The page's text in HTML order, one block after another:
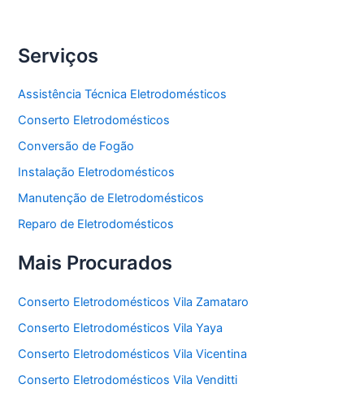
Serviços
Assistência Técnica Eletrodomésticos
Conserto Eletrodomésticos
Conversão de Fogão
Instalação Eletrodomésticos
Manutenção de Eletrodomésticos
Reparo de Eletrodomésticos
Mais Procurados
Conserto Eletrodomésticos Vila Zamataro
Conserto Eletrodomésticos Vila Yaya
Conserto Eletrodomésticos Vila Vicentina
Conserto Eletrodomésticos Vila Venditti